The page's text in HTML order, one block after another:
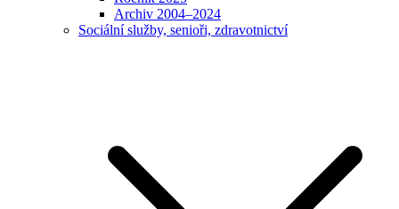
Archiv 2004–2024
Sociální služby, senioři, zdravotnictví